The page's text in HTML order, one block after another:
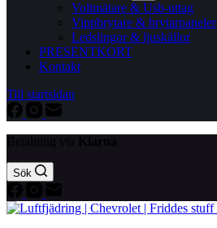
Voltmätare & Usb-uttag
Vippbrytare & brytarpaneler
Ledslingor & ljuskällor
PRESENTKORT
Kontakt
Till startsidan
Sök